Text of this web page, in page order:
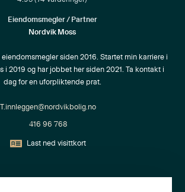
Eiendomsmegler / Partner
Nordvik Moss
siden 2016. Startet min karriere i
i 2019 og har jobbet her siden 2021. Ta kontakt i
dag for en uforpliktende prat.
T.innleggen@nordvikbolig.no
416 96 768
Last ned visittkort